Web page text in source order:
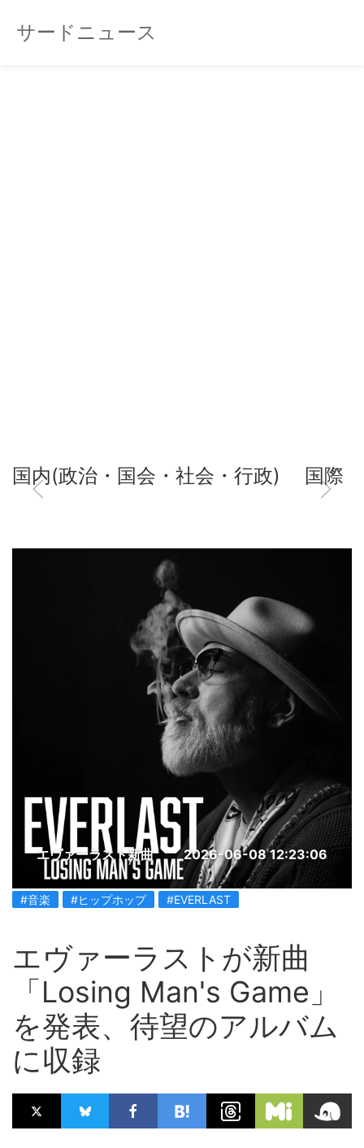
サードニュース
国内(政治・国会・社会・行政) 国際
エヴァーラスト新曲 2026-06-08 12:23:06
#音楽 #ヒップホップ #EVERLAST
エヴァーラストが新曲
「Losing Man's Game」
を発表、待望のアルバム
に収録